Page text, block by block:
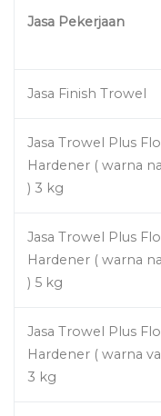
Jasa Pekerjaan
Jasa Finish Trowel
Jasa Trowel Plus
Hardener ( warna
) 3 kg
Jasa Trowel Plus
Hardener ( warna
) 5 kg
Jasa Trowel Plus
Hardener ( warna
3 kg